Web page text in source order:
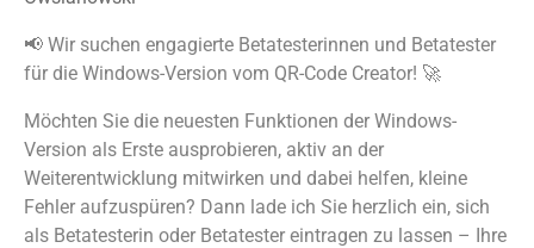
📢 Wir suchen engagierte Betatesterinnen und Betatester
für die Windows-Version vom QR-Code Creator! 🚀
Möchten Sie die neuesten Funktionen der Windows-
Version als Erste ausprobieren, aktiv an der
Weiterentwicklung mitwirken und dabei helfen, kleine
Fehler aufzuspüren? Dann lade ich Sie herzlich ein, sich
als Betatesterin oder Betatester eintragen zu lassen – Ihre